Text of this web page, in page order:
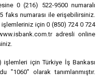
0 (216) 522-9500 numaralı
faks numarası ile erişebilirsiniz.
işlemleriniz için 0 (850) 724 0 724
adresli online
için Türkiye İş Bankası
"1060" olarak tanımlanmıştır.